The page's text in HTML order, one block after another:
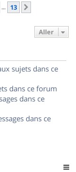
… 13
Aller
sujets dans ce
dans ce forum
dans ce
dans ce